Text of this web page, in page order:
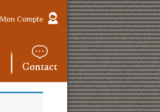
Contact
Mon Compte